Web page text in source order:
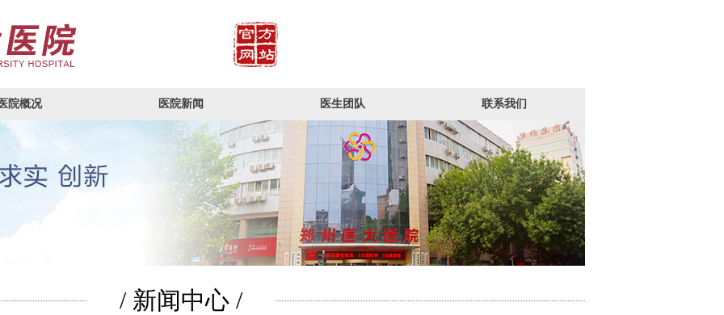
院概况 医院新闻 医生团队 联系我们
/ 新闻中心 /